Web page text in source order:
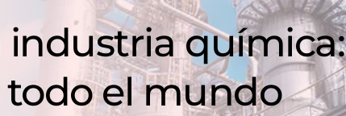
industria química:
todo el mundo